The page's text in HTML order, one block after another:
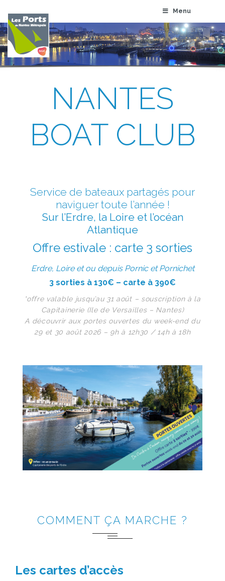
Menu
NANTES
BOAT CLUB
Service de bateaux partagés pour
naviguer toute l’année !
Sur l’Erdre, la Loire et l’océan
Atlantique
Offre estivale : carte 3 sorties
Erdre, Loire et ou depuis Pornic et Pornichet
3 sorties à 130€ – carte à 390€
*offre valable jusqu’au 31 août – souscription à la
Capitainerie (Ile de Versailles – Nantes)
A découvrir aux portes ouvertes du week-end du
29 et 30 août 2026 – 9h à 12h30 / 14h à 18h
COMMENT ÇA MARCHE ?
Les cartes d’accès